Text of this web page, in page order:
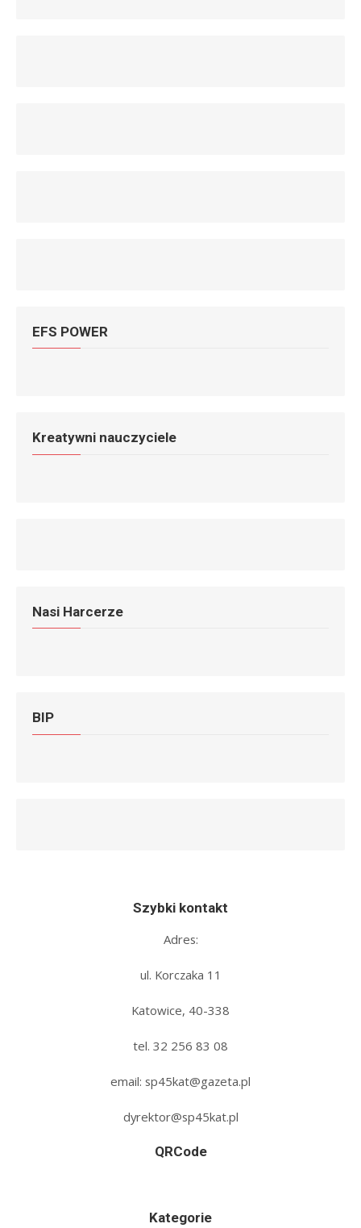
EFS POWER
Kreatywni nauczyciele
Nasi Harcerze
BIP
Szybki kontakt
Adres:
ul. Korczaka 11
Katowice, 40-338
tel. 32 256 83 08‬
email: sp45kat@gazeta.pl
dyrektor@sp45kat.pl
QRCode
Kategorie